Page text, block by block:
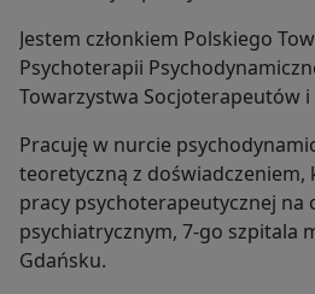
Jestem członkiem Polskiego
Psychoterapii
Towarzystwa Socjoterapeutów i
Pracuję w nurcie
teoretyczną z doświadczeniem,
pracy psychoterapeutycznej na
psychiatrycznym, 7-go szpitala
Gdańsku.